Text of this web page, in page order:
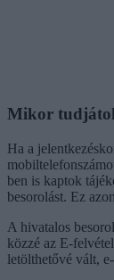
Mikor
Ha a
ben is kaptok
besorolást. Ez
A hivatalos
közzé az E-
letölthetővé vált,